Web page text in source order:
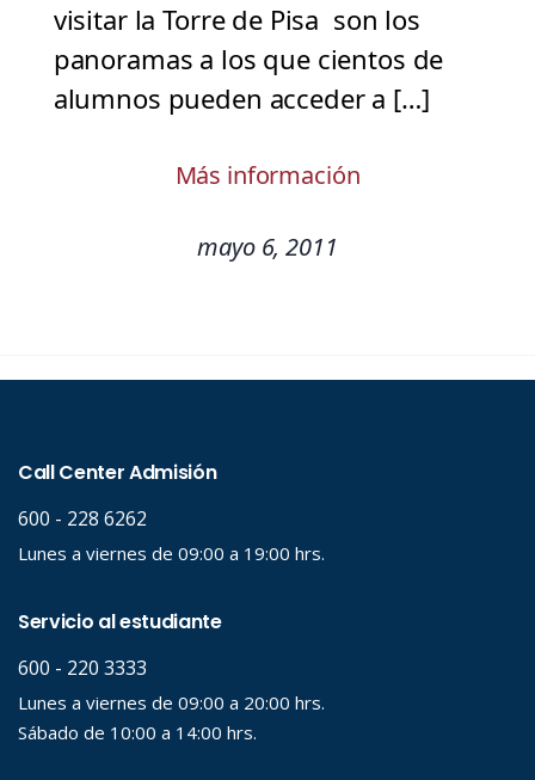
visitar la Torre de Pisa son los
panoramas a los que cientos de
alumnos pueden acceder a […]
Más información
mayo 6, 2011